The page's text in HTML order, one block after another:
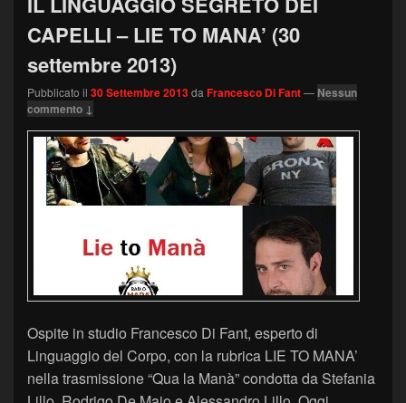
CAPELLI – LIE TO MANA’ (30
settembre 2013)
Pubblicato il 30 Settembre 2013da Francesco Di Fant— Nessun
commento ↓
Ospite in studio Francesco Di Fant, esperto di
Linguaggio del Corpo, con la rubrica LIE TO MANA’
nella trasmissione “Qua la Manà” condotta da Stefania